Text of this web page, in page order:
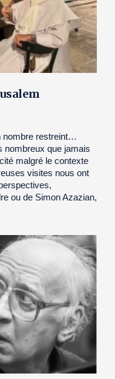
nombre restreint…
nombreux que jamais
malgré le contexte
visites nous ont
ou de Simon Azazian,